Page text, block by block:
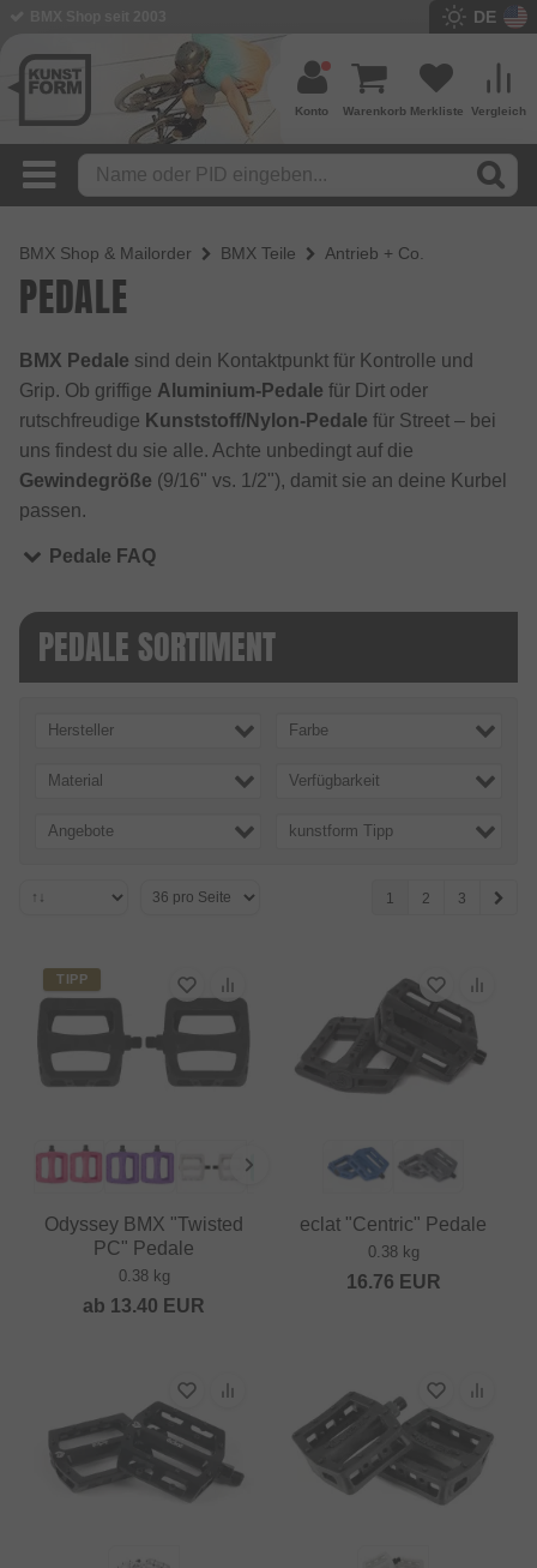
DE
Vergleich
Merkliste
Warenkorb
Konto
BMX Shop & Mailorder BMX Teile Antrieb + Co.
PEDALE
BMX Pedale sind dein Kontaktpunkt für Kontrolle und
Grip. Ob griffige Aluminium-Pedale für Dirt oder
rutschfreudige Kunststoff/Nylon-Pedale für Street – bei
uns findest du sie alle. Achte unbedingt auf die
Gewindegröße (9/16" vs. 1/2"), damit sie an deine Kurbel
passen.
Pedale FAQ
PEDALE SORTIMENT
Hersteller Farbe
Material Verfügbarkeit
Angebote kunstform Tipp
1 2 3
TIPP
Odyssey BMX "Twisted
PC" Pedale
0.38 kg
ab 13.40 EUR
eclat "Centric" Pedale
0.38 kg
16.76 EUR